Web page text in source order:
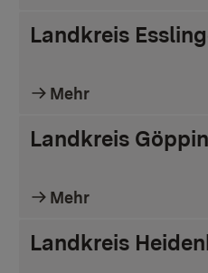
Landkreis
Mehr
Landkreis
Mehr
Landkreis